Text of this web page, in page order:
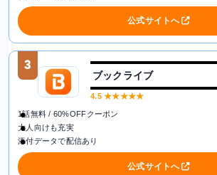
公式サイトへ
3
ブックライブ
4.5★★★★★
1話無料 / 60%OFFクーポン
大人向けも充実
添付データで配信あり
公式サイトへ